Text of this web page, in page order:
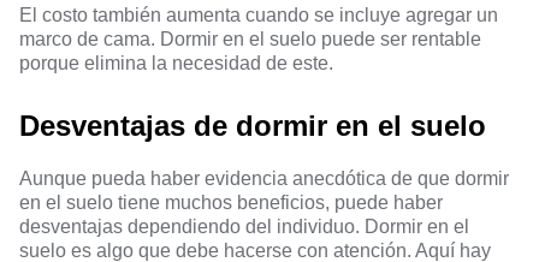
El costo también aumenta cuando se incluye agregar un
marco de cama. Dormir en el suelo puede ser rentable
porque elimina la necesidad de este.
Desventajas de dormir en el suelo
Aunque pueda haber evidencia anecdótica de que dormir
en el suelo tiene muchos beneficios, puede haber
desventajas dependiendo del individuo. Dormir en el
suelo es algo que debe hacerse con atención. Aquí hay